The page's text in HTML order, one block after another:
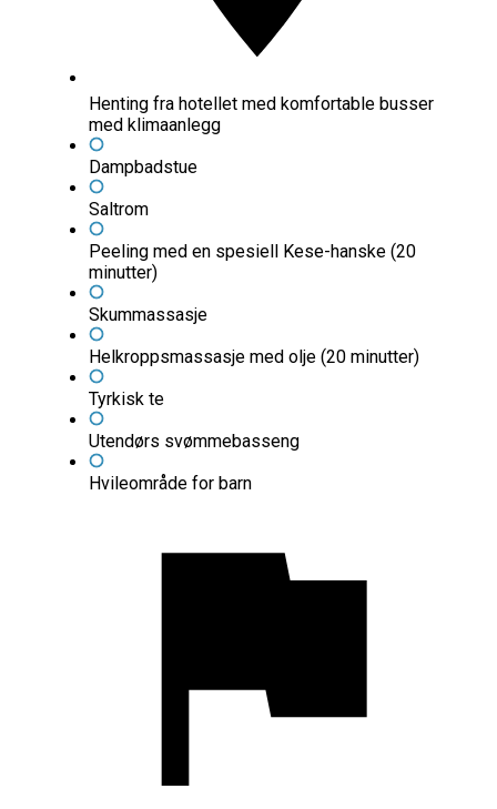
Henting fra hotellet med komfortable busser
med klimaanlegg
Dampbadstue
Saltrom
Peeling med en spesiell Kese-hanske (20
minutter)
Skummassasje
Helkroppsmassasje med olje (20 minutter)
Tyrkisk te
Utendørs svømmebasseng
Hvileområde for barn